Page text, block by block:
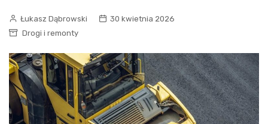
Łukasz Dąbrowski
30 kwietnia 2026
Drogi i remonty